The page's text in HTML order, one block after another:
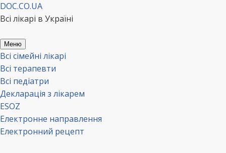
Перейти
до
DOC.CO.UA
Всі лікарі в Україні
Меню
Всі сімейні лікарі
Всі терапевти
Всі педіатри
Декларація з лікарем
ESOZ
Електронне направлення
Електронний рецепт